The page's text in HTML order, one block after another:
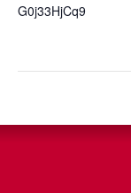
G0j33HjCq9